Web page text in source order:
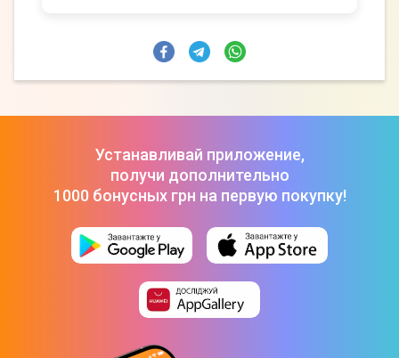
Устанавливай приложение,
получи дополнительно
1000 бонусных грн на первую покупку!